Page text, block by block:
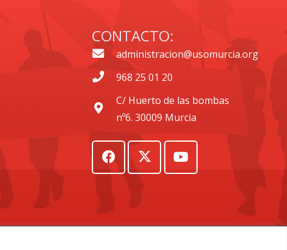
CONTACTO:
administracion@usomurcia.org
968 25 01 20
C/ Huerto de las bombas
nº6. 30009 Murcia